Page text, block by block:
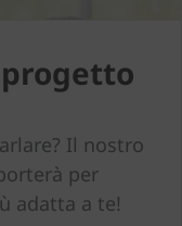
Il nostro
per
adatta a te!